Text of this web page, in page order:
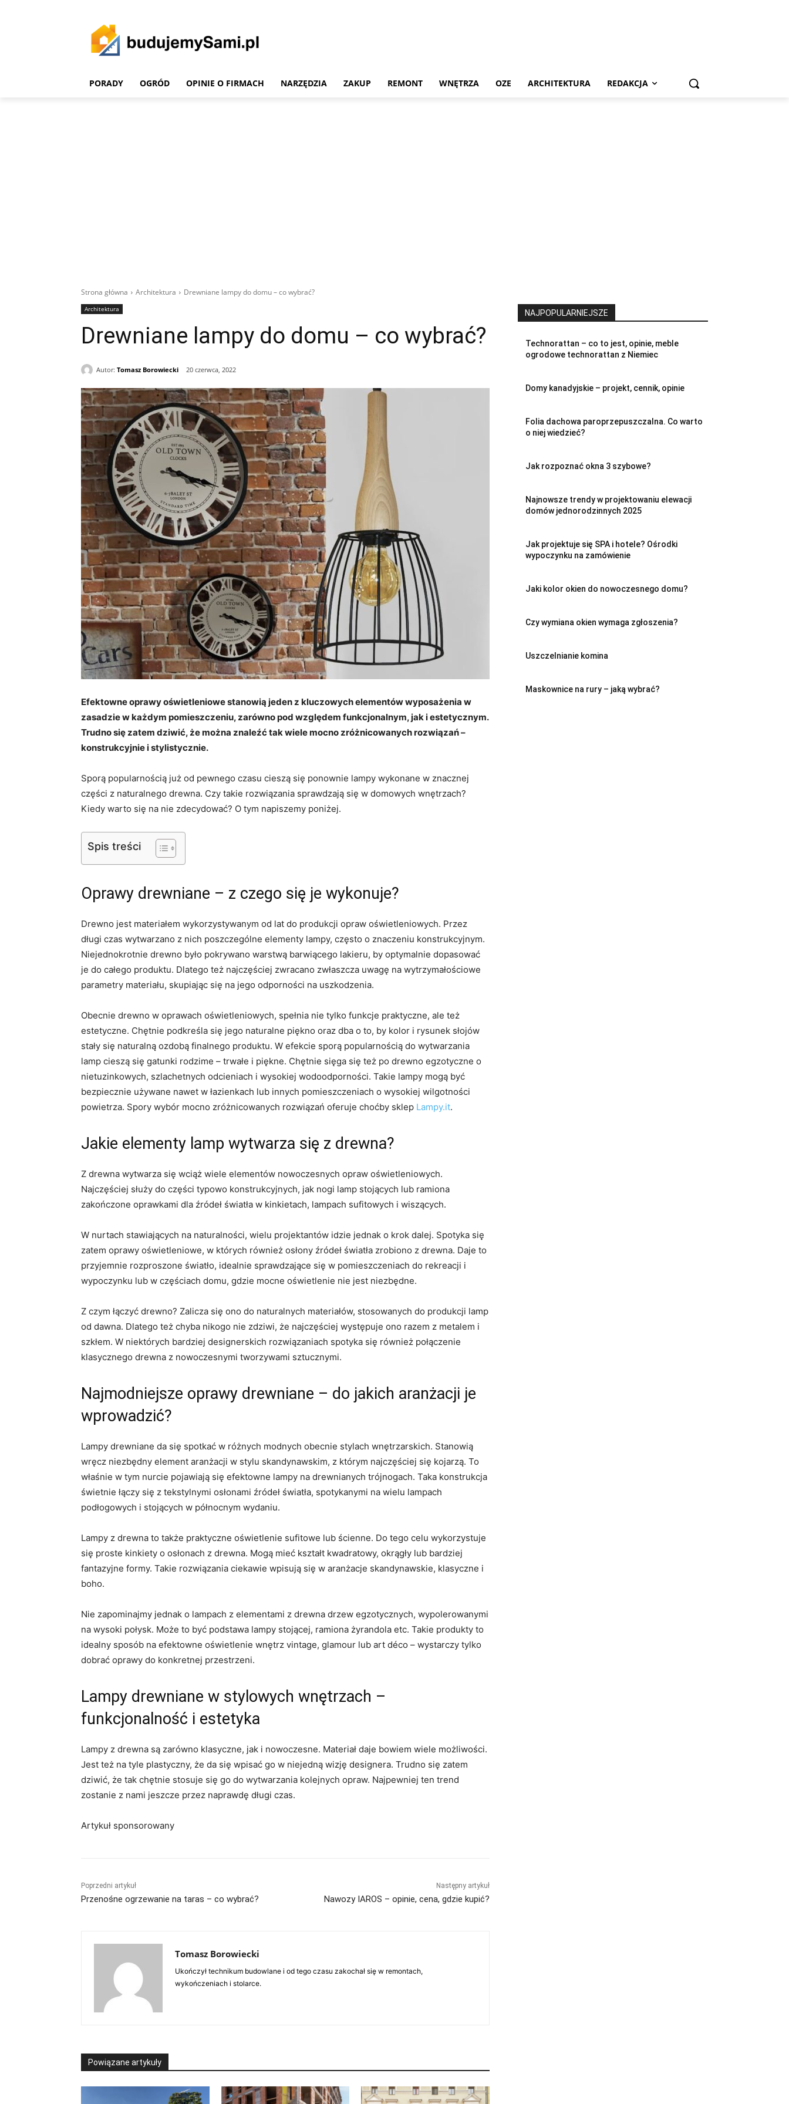
PORADY OGRÓD OPINIE O FIRMACH NARZĘDZIA ZAKUP REMONT WNĘTRZA OZE ARCHITEKTURA REDAKCJA
Strona główna Architektura Drewniane lampy do domu – co wybrać?
Architektura
Drewniane lampy do domu – co wybrać?
Autor: Tomasz Borowiecki 20 czerwca, 2022
Efektowne oprawy oświetleniowe stanowią jeden z kluczowych elementów wyposażenia w
zasadzie w każdym pomieszczeniu, zarówno pod względem funkcjonalnym, jak i estetycznym.
Trudno się zatem dziwić, że można znaleźć tak wiele mocno zróżnicowanych rozwiązań –
konstrukcyjnie i stylistycznie.
Sporą popularnością już od pewnego czasu cieszą się ponownie lampy wykonane w znacznej
części z naturalnego drewna. Czy takie rozwiązania sprawdzają się w domowych wnętrzach?
Kiedy warto się na nie zdecydować? O tym napiszemy poniżej.
Spis treści
Oprawy drewniane – z czego się je wykonuje?
Drewno jest materiałem wykorzystywanym od lat do produkcji opraw oświetleniowych. Przez
długi czas wytwarzano z nich poszczególne elementy lampy, często o znaczeniu konstrukcyjnym.
Niejednokrotnie drewno było pokrywano warstwą barwiącego lakieru, by optymalnie dopasować
je do całego produktu. Dlatego też najczęściej zwracano zwłaszcza uwagę na wytrzymałościowe
parametry materiału, skupiając się na jego odporności na uszkodzenia.
Obecnie drewno w oprawach oświetleniowych, spełnia nie tylko funkcje praktyczne, ale też
estetyczne. Chętnie podkreśla się jego naturalne piękno oraz dba o to, by kolor i rysunek słojów
stały się naturalną ozdobą finalnego produktu. W efekcie sporą popularnością do wytwarzania
lamp cieszą się gatunki rodzime – trwałe i piękne. Chętnie sięga się też po drewno egzotyczne o
nietuzinkowych, szlachetnych odcieniach i wysokiej wodoodporności. Takie lampy mogą być
bezpiecznie używane nawet w łazienkach lub innych pomieszczeniach o wysokiej wilgotności
powietrza. Spory wybór mocno zróżnicowanych rozwiązań oferuje choćby sklep Lampy.it.
Jakie elementy lamp wytwarza się z drewna?
Z drewna wytwarza się wciąż wiele elementów nowoczesnych opraw oświetleniowych.
Najczęściej służy do części typowo konstrukcyjnych, jak nogi lamp stojących lub ramiona
zakończone oprawkami dla źródeł światła w kinkietach, lampach sufitowych i wiszących.
W nurtach stawiających na naturalności, wielu projektantów idzie jednak o krok dalej. Spotyka się
zatem oprawy oświetleniowe, w których również osłony źródeł światła zrobiono z drewna. Daje to
przyjemnie rozproszone światło, idealnie sprawdzające się w pomieszczeniach do rekreacji i
wypoczynku lub w częściach domu, gdzie mocne oświetlenie nie jest niezbędne.
Z czym łączyć drewno? Zalicza się ono do naturalnych materiałów, stosowanych do produkcji lamp
od dawna. Dlatego też chyba nikogo nie zdziwi, że najczęściej występuje ono razem z metalem i
szkłem. W niektórych bardziej designerskich rozwiązaniach spotyka się również połączenie
klasycznego drewna z nowoczesnymi tworzywami sztucznymi.
Najmodniejsze oprawy drewniane – do jakich aranżacji je
wprowadzić?
Lampy drewniane da się spotkać w różnych modnych obecnie stylach wnętrzarskich. Stanowią
wręcz niezbędny element aranżacji w stylu skandynawskim, z którym najczęściej się kojarzą. To
właśnie w tym nurcie pojawiają się efektowne lampy na drewnianych trójnogach. Taka konstrukcja
świetnie łączy się z tekstylnymi osłonami źródeł światła, spotykanymi na wielu lampach
podłogowych i stojących w północnym wydaniu.
Lampy z drewna to także praktyczne oświetlenie sufitowe lub ścienne. Do tego celu wykorzystuje
się proste kinkiety o osłonach z drewna. Mogą mieć kształt kwadratowy, okrągły lub bardziej
fantazyjne formy. Takie rozwiązania ciekawie wpisują się w aranżacje skandynawskie, klasyczne i
boho.
Nie zapominajmy jednak o lampach z elementami z drewna drzew egzotycznych, wypolerowanymi
na wysoki połysk. Może to być podstawa lampy stojącej, ramiona żyrandola etc. Takie produkty to
idealny sposób na efektowne oświetlenie wnętrz vintage, glamour lub art déco – wystarczy tylko
dobrać oprawy do konkretnej przestrzeni.
Lampy drewniane w stylowych wnętrzach –
funkcjonalność i estetyka
Lampy z drewna są zarówno klasyczne, jak i nowoczesne. Materiał daje bowiem wiele możliwości.
Jest też na tyle plastyczny, że da się wpisać go w niejedną wizję designera. Trudno się zatem
dziwić, że tak chętnie stosuje się go do wytwarzania kolejnych opraw. Najpewniej ten trend
zostanie z nami jeszcze przez naprawdę długi czas.
Artykuł sponsorowany
Poprzedni artykuł
Przenośne ogrzewanie na taras – co wybrać?
Następny artykuł
Nawozy IAROS – opinie, cena, gdzie kupić?
Tomasz Borowiecki
Ukończył technikum budowlane i od tego czasu zakochał się w remontach,
wykończeniach i stolarce.
Powiązane artykuły
NAJPOPULARNIEJSZE
Technorattan – co to jest, opinie, meble
ogrodowe technorattan z Niemiec
Domy kanadyjskie – projekt, cennik, opinie
Folia dachowa paroprzepuszczalna. Co warto
o niej wiedzieć?
Jak rozpoznać okna 3 szybowe?
Najnowsze trendy w projektowaniu elewacji
domów jednorodzinnych 2025
Jak projektuje się SPA i hotele? Ośrodki
wypoczynku na zamówienie
Jaki kolor okien do nowoczesnego domu?
Czy wymiana okien wymaga zgłoszenia?
Uszczelnianie komina
Maskownice na rury – jaką wybrać?